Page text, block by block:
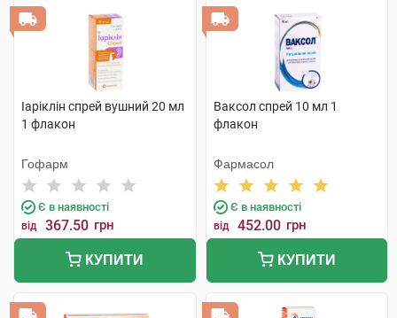
Іаріклін спрей вушний 20 мл
1 флакон
Гофарм
Є в наявності
від 367.50 грн
КУПИТИ
Ваксол спрей 10 мл 1
флакон
Фармасол
Є в наявності
від 452.00 грн
КУПИТИ